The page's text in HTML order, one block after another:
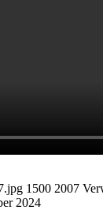
1500 2007
2024